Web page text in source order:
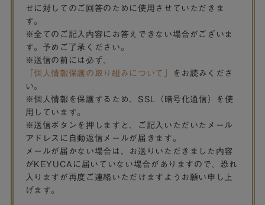
せに対してのご回答のために使用させていただきま
す。
※全てのご記入内容にお答えできない場合がございま
す。予めご了承ください。
※送信の前には必ず、
「個人情報保護の取り組みについて」
をお読みくださ
い。
※個人情報を保護するため、SSL（暗号化通信）を使
用しています。
※送信ボタンを押しますと、ご記入いただいたメール
アドレスに自動返信メールが届きます。
メールが届かない場合は、お送りいただきました内容
がKEYUCAに届いていない場合がありますので、恐れ
入りますが再度ご連絡いただけますようお願い申し上
げます。